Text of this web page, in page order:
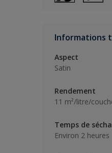
Informations
Aspect
Satin
Rendement
11 m²/litre/
Temps de
Environ 2 heures